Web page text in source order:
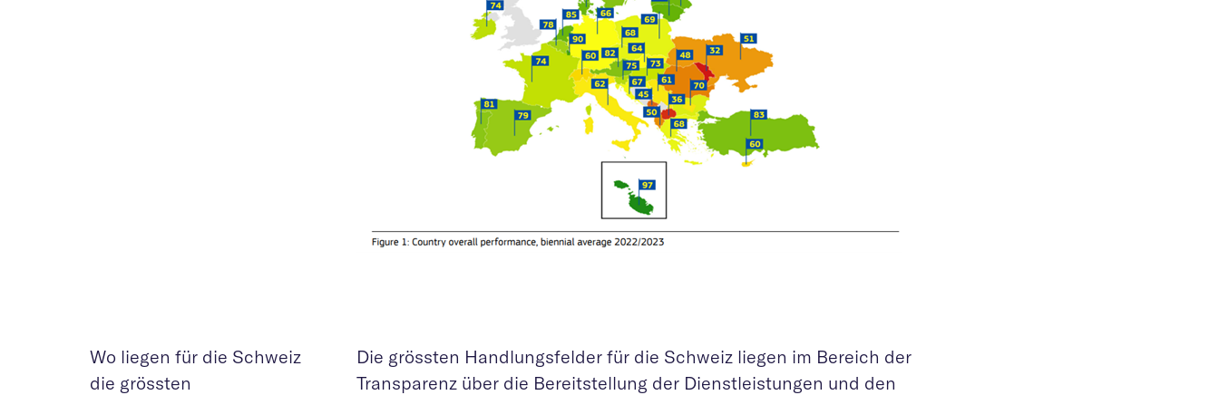
Wo liegen für die Schweiz
die grössten
Die grössten Handlungsfelder für die Schweiz liegen im Bereich der
Transparenz über die Bereitstellung der Dienstleistungen und den